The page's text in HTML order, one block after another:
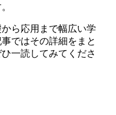
ら応用まで幅広い学
ではその詳細をまと
一読してみてくださ